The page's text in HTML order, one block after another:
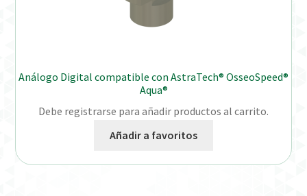
Análogo Digital compatible con AstraTech® OsseoSpeed®
Aqua®
Debe registrarse para añadir productos al carrito.
Añadir a favoritos